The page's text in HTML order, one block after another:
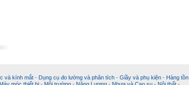
và kính mắt - Dụng cụ đo lường và phân tích - Giầy và phụ kiện - Hàng tồn